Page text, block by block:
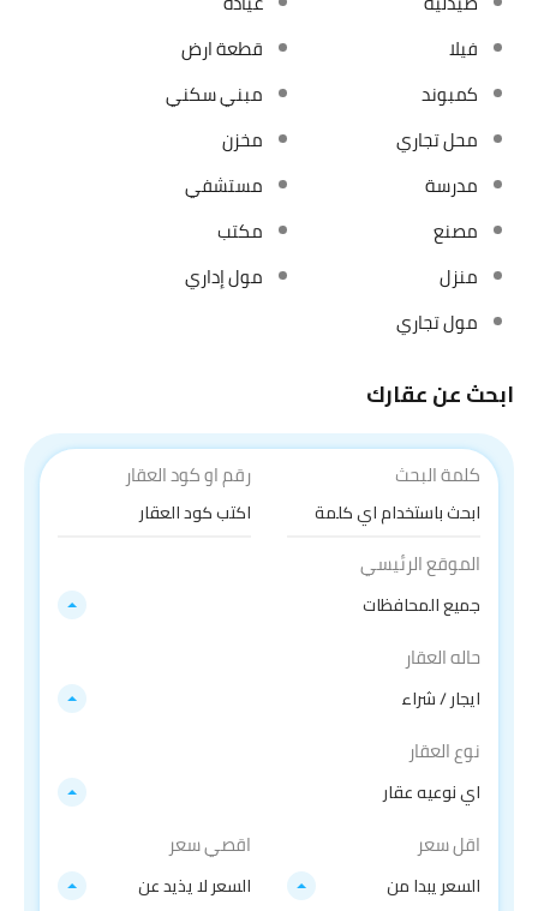
فيلا
قطعة ارض
كمبوند
مبني سكني
محل تجاري
مخزن
مدرسة
مستشفي
مصنع
مكتب
منزل
مول إداري
مول تجاري
ابحث عن عقارك
كلمة البحث رقم او كود العقار
الموقع الرئيسي
جميع المحافظات
حاله العقار
ايجار / شراء
نوع العقار
اي نوعيه عقار
اقل سعر
السعر يبدا من
اقصي سعر
السعر لا يذيد عن